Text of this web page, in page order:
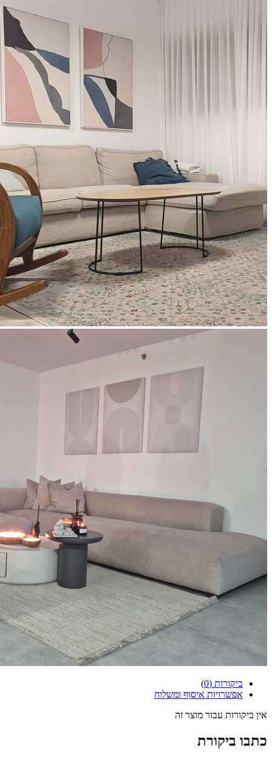
ביקורות (0)
אפשרויות איסוף ומשלוח
אין ביקורות עבור מוצר זה
כתבו ביקורת